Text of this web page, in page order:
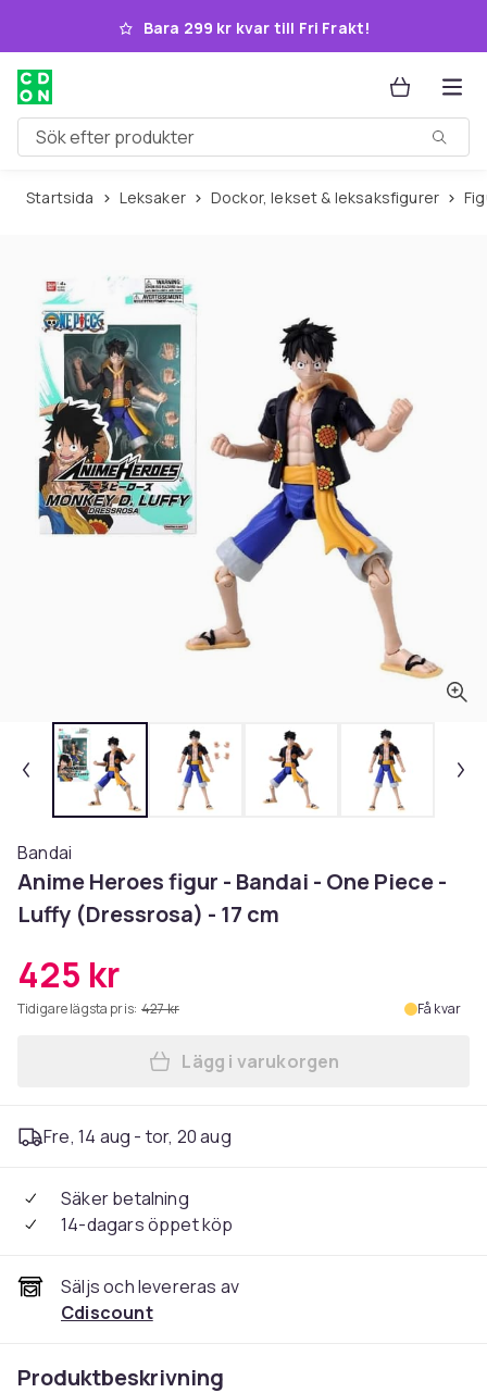
Hoppa till huvudinnehållet
Bara 299 kr kvar till Fri Frakt!
Sök efter produkter
Startsida Leksaker Dockor, lekset & leksaksfigurer
Bandai
Anime Heroes figur - Bandai - One Piece -
Luffy (Dressrosa) - 17 cm
425 kr
Tidigare lägsta pris: 427 kr Få kvar
Lägg till Anime Heroes
Lägg i varukorgen
Fre, 14 aug - tor, 20 aug
Säker betalning
14-dagars öppet köp
Säljs och levereras av
Cdiscount
Produktbeskrivning